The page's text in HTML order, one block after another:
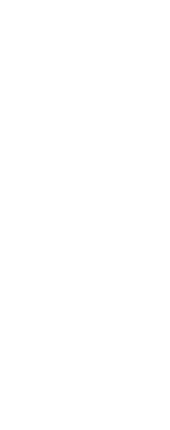
臺灣省立師